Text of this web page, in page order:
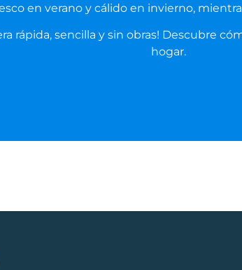
en verano y cálido en invierno,
rápida, sencilla y sin obras! Descubre
hogar.